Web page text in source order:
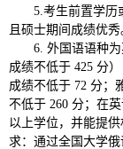
5.考生前置学历
且硕士期间成绩优秀
6. 外国语语种
成绩不低于 425 分
成绩不低于 72 分；
不低于 260 分；在
以上学位，并能提
求：通过全国大学